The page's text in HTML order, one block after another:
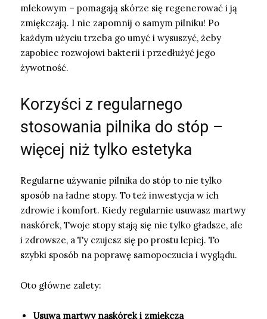
mlekowym – pomagają skórze się regenerować i ją
zmiękczają. I nie zapomnij o samym pilniku! Po
każdym użyciu trzeba go umyć i wysuszyć, żeby
zapobiec rozwojowi bakterii i przedłużyć jego
żywotność.
Korzyści z regularnego
stosowania pilnika do stóp –
więcej niż tylko estetyka
Regularne używanie pilnika do stóp to nie tylko
sposób na ładne stopy. To też inwestycja w ich
zdrowie i komfort. Kiedy regularnie usuwasz martwy
naskórek, Twoje stopy stają się nie tylko gładsze, ale
i zdrowsze, a Ty czujesz się po prostu lepiej. To
szybki sposób na poprawę samopoczucia i wyglądu.
Oto główne zalety:
Usuwa martwy naskórek i zmiękcza